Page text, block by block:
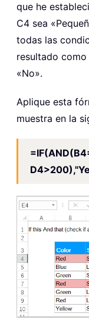
que he
C4 sea
todas las
resultado como
«No».
Aplique esta
muestra en la